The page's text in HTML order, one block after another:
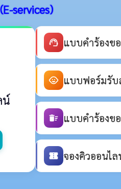
services)
น์
support_agent แบบคำร้องข
child_care แบบฟอร์มรับ
delete_sweep แบบคำร้องข
confirmation_number จองคิวออนไ